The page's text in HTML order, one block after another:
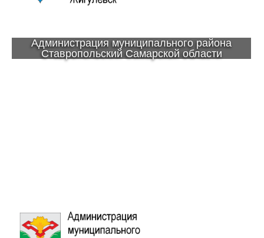
Администрация муниципального района
Ставропольский Самарской области